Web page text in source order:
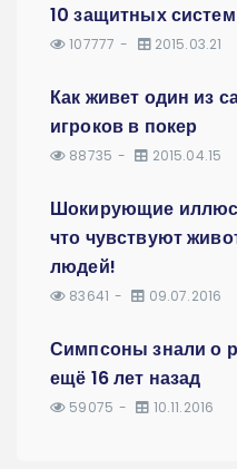
10 защитных
107777 2015.03.21
Как живет один из
игроков в покер
88735 2015.04.15
Шокирующие
что чувствуют
людей!
83641 09.07.2016
Симпсоны знали о
ещё 16 лет назад
59075 10.11.2016